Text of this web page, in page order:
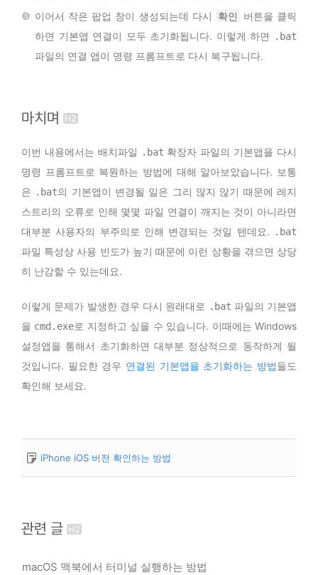
이어서 작은 팝업 창이 생성되는데 다시
확인
버튼을 클릭
하면 기본앱 연결이 모두 초기화됩니다. 이렇게 하면
.bat
파일의 연결 앱이 명령 프롬프트로 다시 복구됩니다.
마치며
이번 내용에서는 배치파일 .bat 확장자 파일의 기본앱을 다시
명령 프롬프트로 복원하는 방법에 대해 알아보았습니다. 보통
은 .bat의 기본앱이 변경될 일은 그리 많지 않기 때문에 레지
스트리의 오류로 인해 몇몇 파일 연결이 깨지는 것이 아니라면
대부분 사용자의 부주의로 인해 변경되는 것일 텐데요.
.bat
파일 특성상 사용 빈도가 높기 때문에 이런 상황을 겪으면 상당
히 난감할 수 있는데요.
이렇게 문제가 발생한 경우 다시 원래대로 .bat 파일의 기본앱
을 cmd.exe로 지정하고 싶을 수 있습니다. 이때에는 Windows
설정앱을 통해서 초기화하면 대부분 정상적으로 동작하게 될
것입니다. 필요한 경우 연결된 기본앱을 초기화하는 방법들도
확인해 보세요.
iPhone iOS 버전 확인하는 방법
관련 글
macOS 맥북에서 터미널 실행하는 방법